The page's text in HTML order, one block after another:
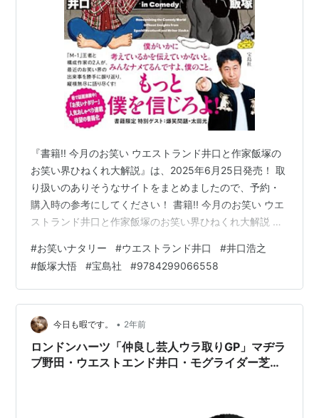
『書籍!! 今月のお笑い ウエストランド井口と作家飯塚の
お笑い界ひねくれ大解説』は、2025年6月25日発売！ 取
り扱いのありそうなサイトをまとめましたので、予約・
購入時の参考にしてください！ 書籍!! 今月のお笑い ウエ
ストランド井口と作家飯塚のお笑い界ひねくれ大解説 上
円（税込） 発売日 ：2025年6月25日 出版社 ：宝島社 商
品コード：9784299066558 Amazon e-hon
HMV&BOOKS online 紀伊國屋書店ウェブストア セブン
ネットショッピング 宝島CHANNEL タワーレコードオン
ライン Ne…
#お笑いナタリー #ウエストランド井口 #井口浩之
#飯塚大悟 #宝島社 #9784299066558
今日も暇です。 • 2年前
ロンドンハーツ「仲良し芸人ウラ取りGP」マヂラ
ブ野田・ウエストエンド井口・モグライダー芝・